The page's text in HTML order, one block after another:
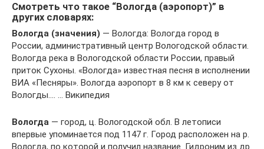
Смотреть что такое “Вологда (аэропорт)” в
других словарях:
Вологда (значения) — Вологда: Вологда город в
России, административный центр Вологодской области.
Вологда река в Вологодской области России, правый
приток Сухоны. «Вологда» известная песня в исполнении
ВИА «Песняры». Вологда аэропорт в 8 км к северу от
Вологды.… … Википедия
Вологда — город, ц. Вологодской обл. В летописи
впервые упоминается под 1147 г. Город расположен на р.
Вологда, по которой и получил название. Гидроним из др.